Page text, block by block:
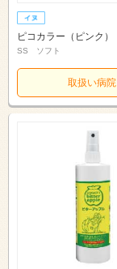
ピコカラー（ピンク）
SS ソフト
取扱い病院